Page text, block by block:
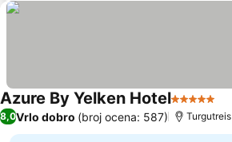
Azure By Yelken Hotel5 Zvezdice
8,0Vrlo dobro (broj ocena: 587) Turgutreis